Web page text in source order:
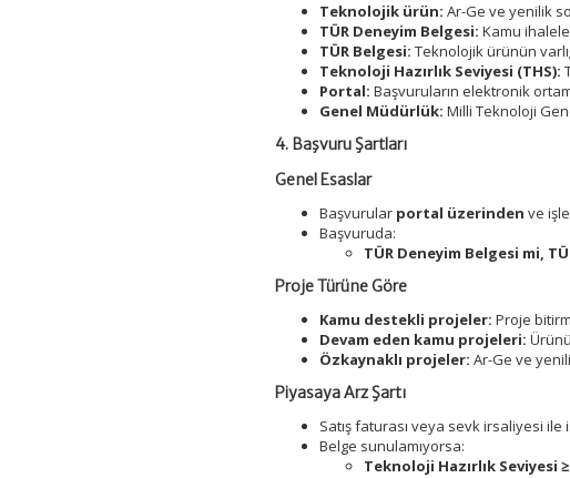
Teknolojik ürün: Ar-Ge ve yenilik
TÜR Deneyim Belgesi: Kamu
TÜR Belgesi: Teknolojik ürünün
Teknoloji Hazırlık Seviyesi (THS):
Portal: Başvuruların elektronik
Genel Müdürlük: Milli Teknoloji
4. Başvuru Şartları
Genel Esaslar
Başvurular portal üzerinden ve
Başvuruda:
TÜR Deneyim Belgesi mi,
Proje Türüne Göre
Kamu destekli projeler: Proje
Devam eden kamu projeleri:
Özkaynaklı projeler: Ar-Ge ve
Piyasaya Arz Şartı
Satış faturası veya sevk irsaliyesi ile
Belge sunulamıyorsa:
Teknoloji Hazırlık Seviyesi